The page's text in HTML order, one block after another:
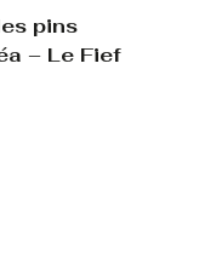
pins
– Le Fief